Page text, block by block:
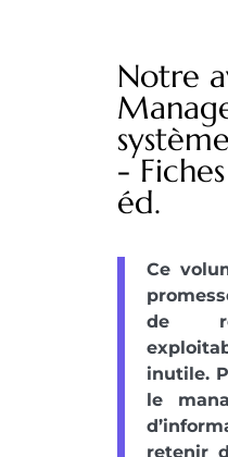
Notre
-
éd.
Ce
de
inutile.
le
retenir